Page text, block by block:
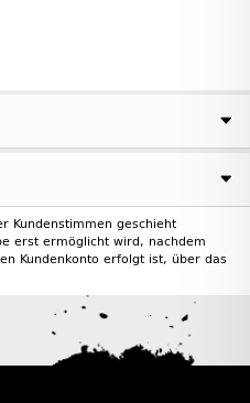
Kundenstimmen geschieht
erst ermöglicht wird, nachdem
Kundenkonto erfolgt ist, über das